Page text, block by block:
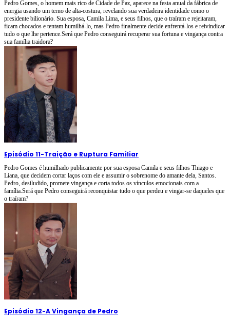
Pedro Gomes, o homem mais rico de Cidade de Paz, aparece na festa anual da fábrica de
energia usando um terno de alta-costura, revelando sua verdadeira identidade como o
presidente bilionário. Sua esposa, Camila Lima, e seus filhos, que o traíram e rejeitaram,
ficam chocados e tentam humilhá-lo, mas Pedro finalmente decide enfrentá-los e reivindicar
tudo o que lhe pertence.Será que Pedro conseguirá recuperar sua fortuna e vingança contra
sua família traidora?
Episódio 11-Traição e Ruptura Familiar
Pedro Gomes é humilhado publicamente por sua esposa Camila e seus filhos Thiago e
Liana, que decidem cortar laços com ele e assumir o sobrenome do amante dela, Santos.
Pedro, desiludido, promete vingança e corta todos os vínculos emocionais com a
família.Será que Pedro conseguirá reconquistar tudo o que perdeu e vingar-se daqueles que
o traíram?
Episódio 12-A Vingança de Pedro